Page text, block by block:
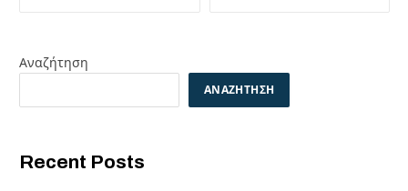
Αναζήτηση
ΑΝΑΖΉΤΗΣΗ
Recent Posts